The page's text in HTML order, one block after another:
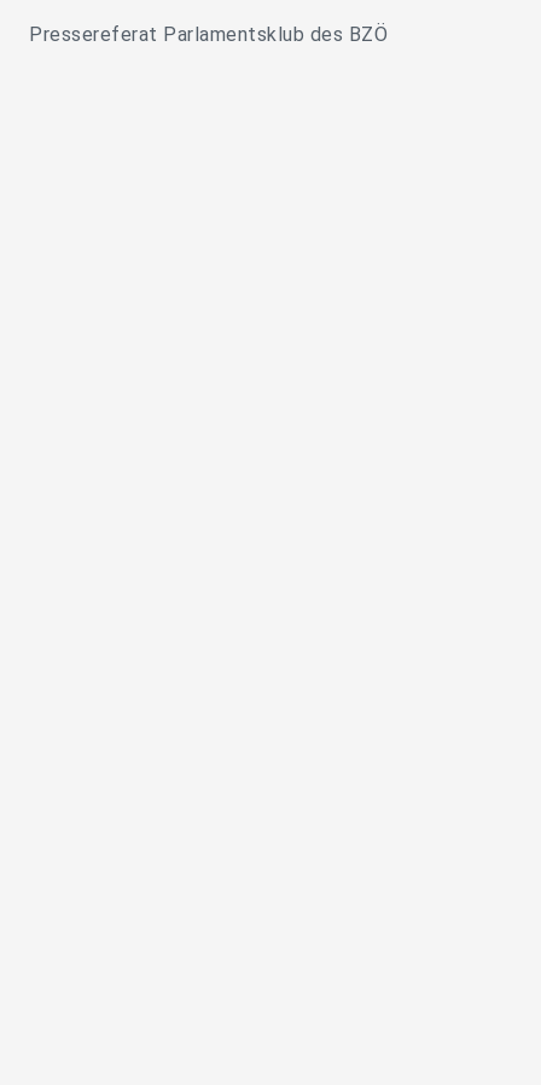
Pressereferat Parlamentsklub des BZÖ